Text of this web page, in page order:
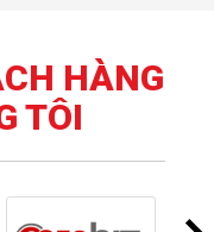
HÀNG
TÔI